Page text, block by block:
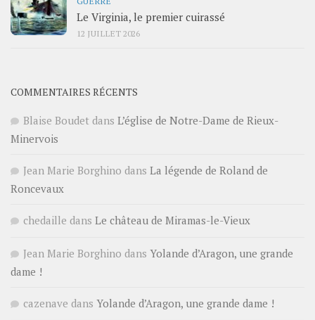
Le Virginia, le premier cuirassé
12 JUILLET 2026
COMMENTAIRES RÉCENTS
Blaise Boudet dans L’église de Notre-Dame de Rieux-
Minervois
Jean Marie Borghino dans La légende de Roland de
Roncevaux
chedaille dans Le château de Miramas-le-Vieux
Jean Marie Borghino dans Yolande d’Aragon, une grande
dame !
cazenave dans Yolande d’Aragon, une grande dame !